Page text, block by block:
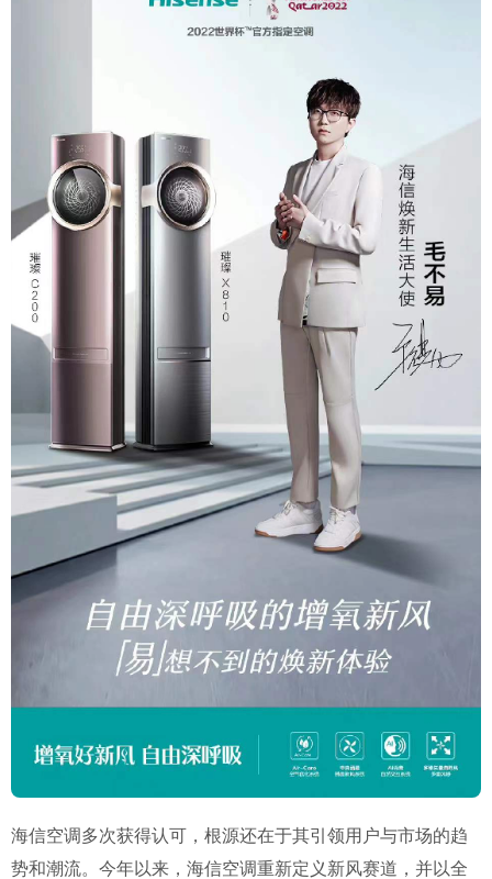
海信空调多次获得认可，根源还在于其引领用户与市场的趋
势和潮流。今年以来，海信空调重新定义新风赛道，并以全